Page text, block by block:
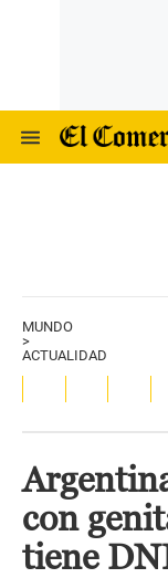
MUNDO
>
ACTUALIDAD
con
tiene